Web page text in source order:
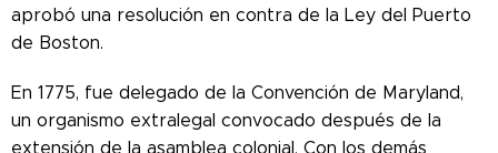
aprobó una resolución en contra de la Ley del Puerto
de Boston.
En 1775, fue delegado de la Convención de Maryland,
un organismo extralegal convocado después de la
extensión de la asamblea colonial. Con los demás